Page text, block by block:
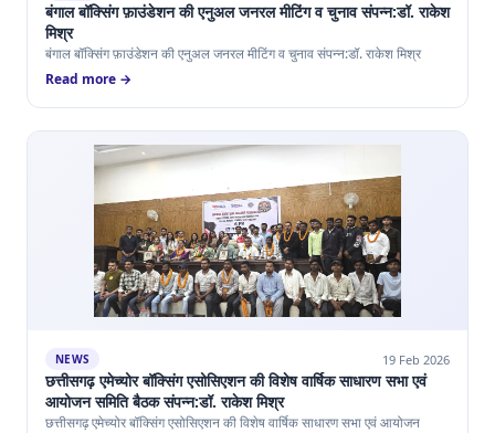
बंगाल बॉक्सिंग फ़ाउंडेशन की एनुअल जनरल मीटिंग व चुनाव संपन्न:डॉ. राकेश
मिश्र
बंगाल बॉक्सिंग फ़ाउंडेशन की एनुअल जनरल मीटिंग व चुनाव संपन्न:डॉ. राकेश मिश्र
Read more →
NEWS 19 Feb 2026
छत्तीसगढ़ एमेच्योर बॉक्सिंग एसोसिएशन की विशेष वार्षिक साधारण सभा एवं
आयोजन समिति बैठक संपन्न:डॉ. राकेश मिश्र
छत्तीसगढ़ एमेच्योर बॉक्सिंग एसोसिएशन की विशेष वार्षिक साधारण सभा एवं आयोजन